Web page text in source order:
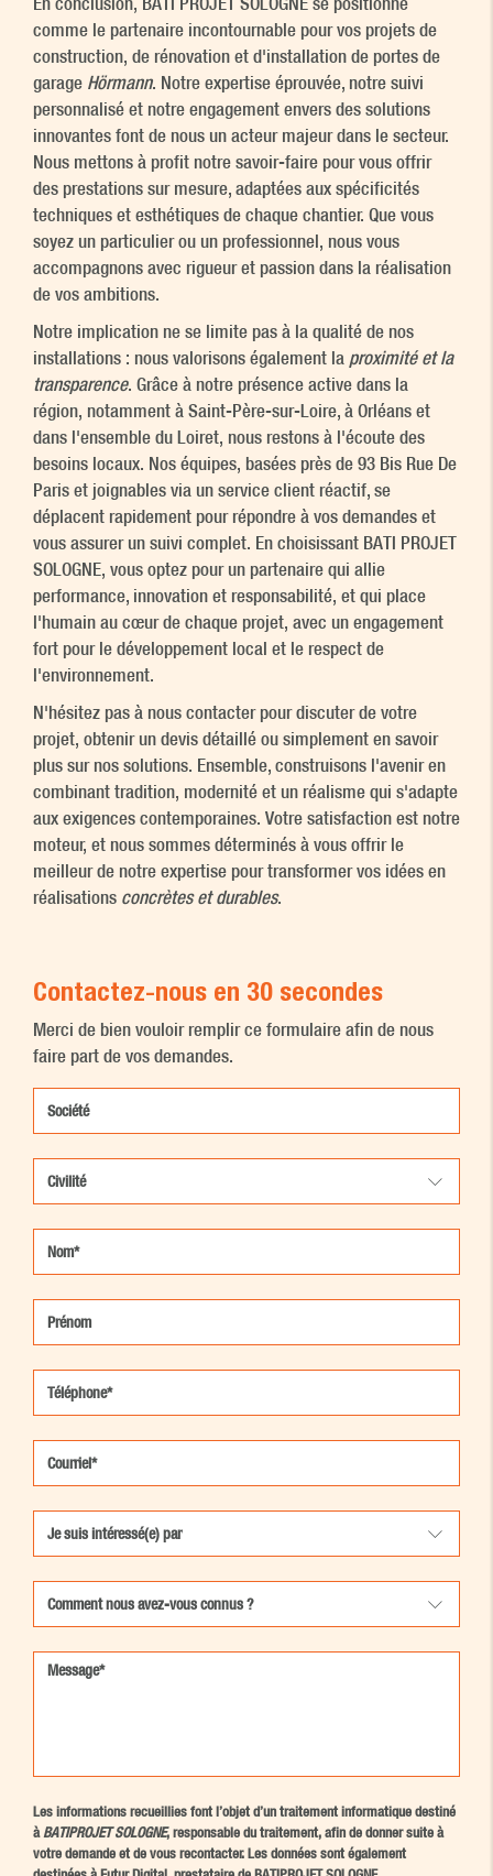
comme le partenaire incontournable pour vos projets de
construction, de rénovation et d'installation de portes de
garage Hörmann. Notre expertise éprouvée, notre suivi
personnalisé et notre engagement envers des solutions
innovantes font de nous un acteur majeur dans le secteur.
Nous mettons à profit notre savoir-faire pour vous offrir
des prestations sur mesure, adaptées aux spécificités
techniques et esthétiques de chaque chantier. Que vous
soyez un particulier ou un professionnel, nous vous
accompagnons avec rigueur et passion dans la réalisation
de vos ambitions.
Notre implication ne se limite pas à la qualité de nos
installations : nous valorisons également la proximité et la
transparence. Grâce à notre présence active dans la
région, notamment à Saint-Père-sur-Loire, à Orléans et
dans l'ensemble du Loiret, nous restons à l'écoute des
besoins locaux. Nos équipes, basées près de 93 Bis Rue De
Paris et joignables via un service client réactif, se
déplacent rapidement pour répondre à vos demandes et
vous assurer un suivi complet. En choisissant BATI PROJET
SOLOGNE, vous optez pour un partenaire qui allie
performance, innovation et responsabilité, et qui place
l'humain au cœur de chaque projet, avec un engagement
fort pour le développement local et le respect de
l'environnement.
N'hésitez pas à nous contacter pour discuter de votre
projet, obtenir un devis détaillé ou simplement en savoir
plus sur nos solutions. Ensemble, construisons l'avenir en
combinant tradition, modernité et un réalisme qui s'adapte
aux exigences contemporaines. Votre satisfaction est notre
moteur, et nous sommes déterminés à vous offrir le
meilleur de notre expertise pour transformer vos idées en
réalisations concrètes et durables.
Contactez-nous en 30 secondes
Merci de bien vouloir remplir ce formulaire afin de nous
faire part de vos demandes.
Les informations recueillies font l’objet d’un traitement informatique destiné
àBATIPROJET SOLOGNE, responsable du traitement, afin de donner suite à
votre demande et de vous recontacter. Les données sont également